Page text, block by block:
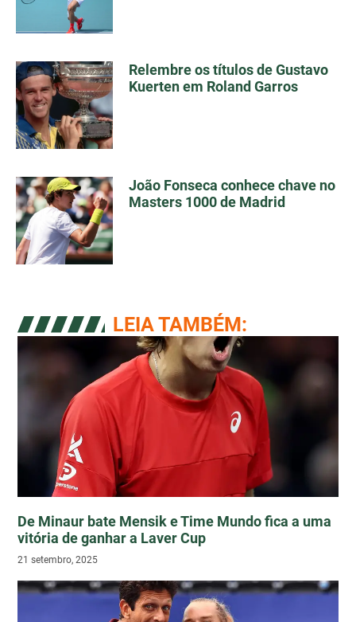
Relembre os títulos de Gustavo
Kuerten em Roland Garros
João Fonseca conhece chave no
Masters 1000 de Madrid
LEIA TAMBÉM:
De Minaur bate Mensik e Time Mundo fica a uma
vitória de ganhar a Laver Cup
21 setembro, 2025